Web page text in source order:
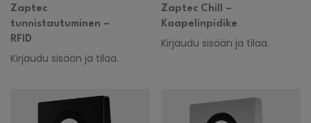
Zaptec
tunnistautuminen –
RFID
Kirjaudu sisään ja tilaa.
Zaptec Chill –
Kaapelinpidike
Kirjaudu sisään ja tilaa.